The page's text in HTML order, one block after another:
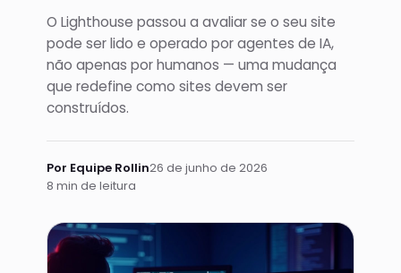
O Lighthouse passou a avaliar se o seu site
pode ser lido e operado por agentes de IA,
não apenas por humanos — uma mudança
que redefine como sites devem ser
construídos.
Por Equipe Rollin26 de junho de 2026
8 min de leitura